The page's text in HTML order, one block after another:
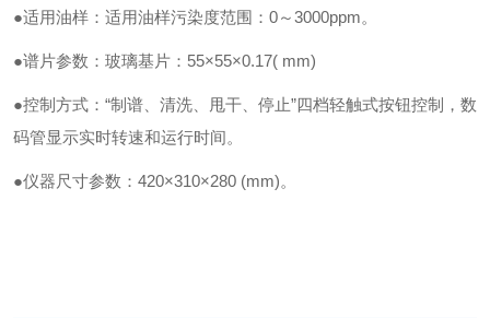
●适用油样：适用油样污染度范围：0～3000ppm。
●谱片参数：玻璃基片：55×55×0.17( mm)
●控制方式：“制谱、清洗、甩干、停止”四档轻触式按钮控制，数
码管显示实时转速和运行时间。
●仪器尺寸参数：420×310×280 (mm)。